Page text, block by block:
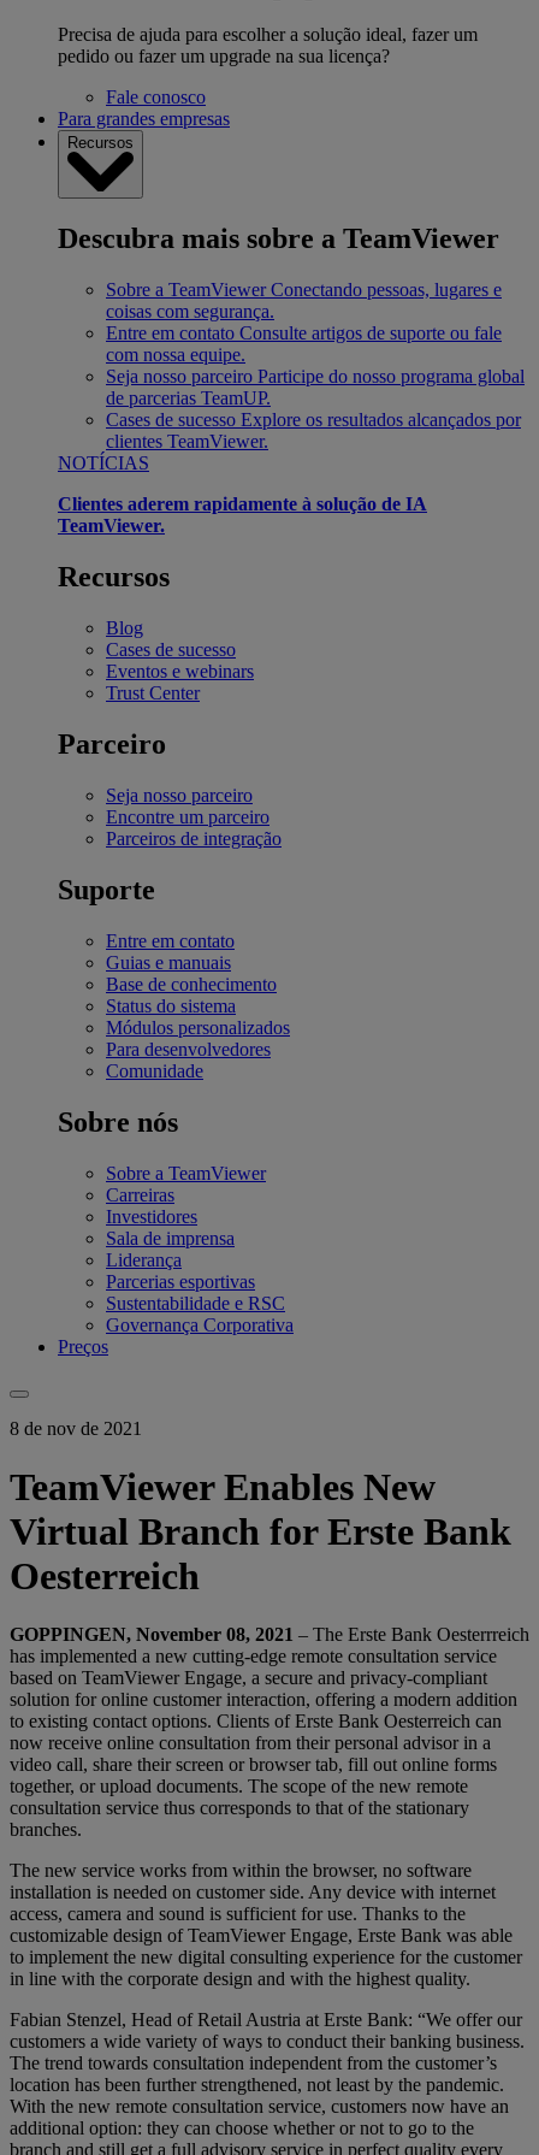
Precisa de ajuda para escolher a solução ideal, fazer um
pedido ou fazer um upgrade na sua licença?
Fale conosco
Para grandes empresas
Recursos
Descubra mais sobre a TeamViewer
Sobre a TeamViewer Conectando pessoas, lugares e
coisas com segurança.
Entre em contato Consulte artigos de suporte ou fale
com nossa equipe.
Seja nosso parceiro Participe do nosso programa global
de parcerias TeamUP.
Cases de sucesso Explore os resultados alcançados por
clientes TeamViewer.
NOTÍCIAS
Clientes aderem rapidamente à solução de IA
TeamViewer.
Recursos
Blog
Cases de sucesso
Eventos e webinars
Trust Center
Parceiro
Seja nosso parceiro
Encontre um parceiro
Parceiros de integração
Suporte
Entre em contato
Guias e manuais
Base de conhecimento
Status do sistema
Módulos personalizados
Para desenvolvedores
Comunidade
Sobre nós
Sobre a TeamViewer
Carreiras
Investidores
Sala de imprensa
Liderança
Parcerias esportivas
Sustentabilidade e RSC
Governança Corporativa
Preços
8 de nov de 2021
TeamViewer Enables New
Virtual Branch for Erste Bank
Oesterreich
GOPPINGEN, November 08, 2021 – The Erste Bank Oesterrreich
has implemented a new cutting-edge remote consultation service
based on TeamViewer Engage, a secure and privacy-compliant
solution for online customer interaction, offering a modern addition
to existing contact options. Clients of Erste Bank Oesterreich can
now receive online consultation from their personal advisor in a
video call, share their screen or browser tab, fill out online forms
together, or upload documents. The scope of the new remote
consultation service thus corresponds to that of the stationary
branches.
The new service works from within the browser, no software
installation is needed on customer side. Any device with internet
access, camera and sound is sufficient for use. Thanks to the
customizable design of TeamViewer Engage, Erste Bank was able
to implement the new digital consulting experience for the customer
in line with the corporate design and with the highest quality.
Fabian Stenzel, Head of Retail Austria at Erste Bank: “We offer our
customers a wide variety of ways to conduct their banking business.
The trend towards consultation independent from the customer’s
location has been further strengthened, not least by the pandemic.
With the new remote consultation service, customers now have an
additional option: they can choose whether or not to go to the
branch and still get a full advisory service in perfect quality every